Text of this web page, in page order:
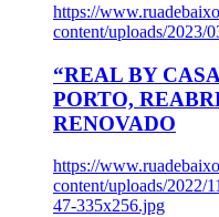
https://
content/uploads/2023/
“REAL BY
PORTO,
RENOVADO
https://
content/uploads/2022/
47-335x256.jpg